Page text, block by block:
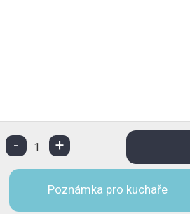
- 1 +
Poznámka pro kuchaře